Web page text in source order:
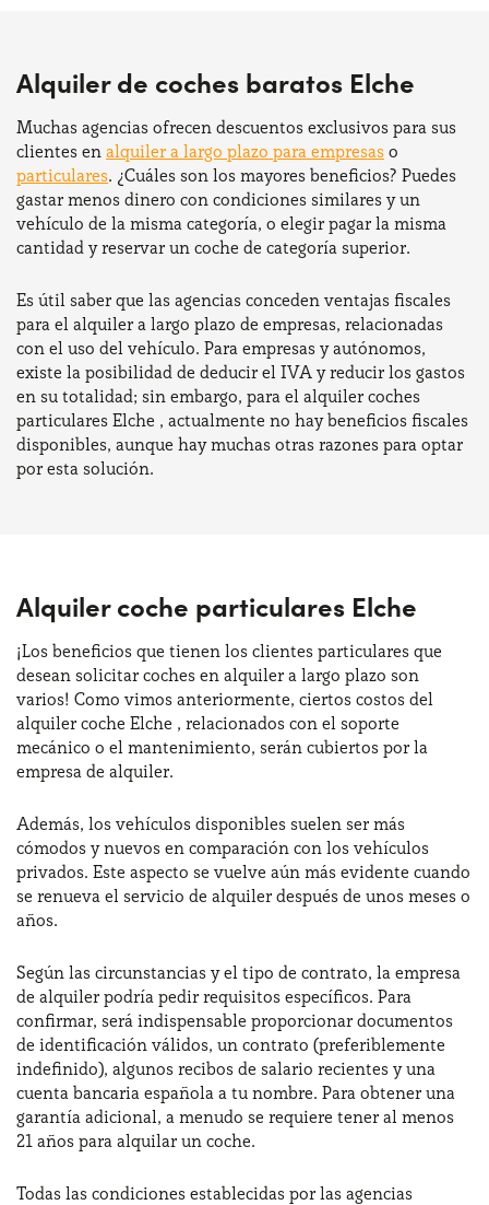
Alquiler de coches baratos Elche
Muchas agencias ofrecen descuentos exclusivos para sus
clientes en alquiler a largo plazo para empresas o
particulares. ¿Cuáles son los mayores beneficios? Puedes
gastar menos dinero con condiciones similares y un
vehículo de la misma categoría, o elegir pagar la misma
cantidad y reservar un coche de categoría superior.
Es útil saber que las agencias conceden ventajas fiscales
para el alquiler a largo plazo de empresas, relacionadas
con el uso del vehículo. Para empresas y autónomos,
existe la posibilidad de deducir el IVA y reducir los gastos
en su totalidad; sin embargo, para el alquiler coches
particulares Elche , actualmente no hay beneficios fiscales
disponibles, aunque hay muchas otras razones para optar
por esta solución.
Alquiler coche particulares Elche
¡Los beneficios que tienen los clientes particulares que
desean solicitar coches en alquiler a largo plazo son
varios! Como vimos anteriormente, ciertos costos del
alquiler coche Elche , relacionados con el soporte
mecánico o el mantenimiento, serán cubiertos por la
empresa de alquiler.
Además, los vehículos disponibles suelen ser más
cómodos y nuevos en comparación con los vehículos
privados. Este aspecto se vuelve aún más evidente cuando
se renueva el servicio de alquiler después de unos meses o
años.
Según las circunstancias y el tipo de contrato, la empresa
de alquiler podría pedir requisitos específicos. Para
confirmar, será indispensable proporcionar documentos
de identificación válidos, un contrato (preferiblemente
indefinido), algunos recibos de salario recientes y una
cuenta bancaria española a tu nombre. Para obtener una
garantía adicional, a menudo se requiere tener al menos
21 años para alquilar un coche.
Todas las condiciones establecidas por las agencias